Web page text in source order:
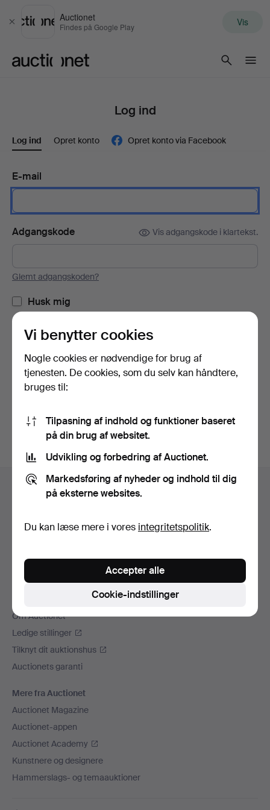
Luk
Auctionet
Findes på Google Play Vis
Log ind
Log ind Opret konto Opret konto via Facebook
E-mail
Adgangskode Vis adgangskode i klartekst.
Glemt adgangskoden?
Husk mig
Log ind
eller log ind via Facebook her
Sidefodsnavigation
Hjælp og kontaktoplysninger
Alle auktionshuse
Om Auctionet
Ledige stillinger
Tilknyt dit auktionshus
Auctionets garanti
Mere fra Auctionet
Auctionet Magazine
Auctionet-appen
Auctionet Academy
Kunstnere og designere
Hammerslags- og temaauktioner
Vi benytter cookies
Nogle cookies er nødvendige for brug af
tjenesten. De cookies, som du selv kan håndtere,
bruges til:
Tilpasning af indhold og funktioner baseret
på din brug af websitet.
Udvikling og forbedring af Auctionet.
Markedsføring af nyheder og indhold til dig
på eksterne websites.
Du kan læse mere i vores integritetspolitik.
Cookie-indstillinger
Accepter alle